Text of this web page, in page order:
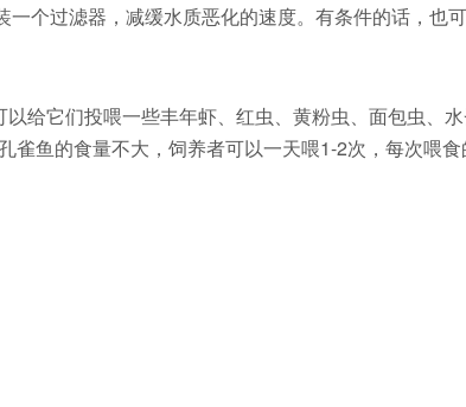
个过滤器，减缓水质恶化的速度。有条件的话，也
给它们投喂一些丰年虾、红虫、黄粉虫、面包虫、
雀鱼的食量不大，饲养者可以一天喂1-2次，每次喂